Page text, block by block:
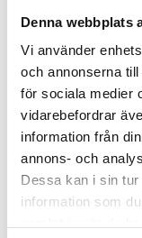
Denna webbplats
Vi använder
och annonserna
för sociala medier
vidarebefordrar
information från
annons- och
Dessa kan i sin
information som
TypeError:
function at
https://
(<anonymous>) at
(https://
(https://
(https://